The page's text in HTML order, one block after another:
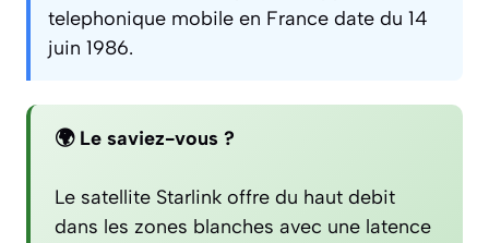
telephonique mobile en France date du 14
juin 1986.
🌍 Le saviez-vous ?
Le satellite Starlink offre du haut debit
dans les zones blanches avec une latence